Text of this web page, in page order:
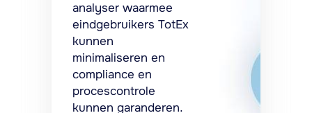
analyser waarmee
eindgebruikers TotEx
kunnen
minimaliseren en
compliance en
procescontrole
kunnen garanderen.